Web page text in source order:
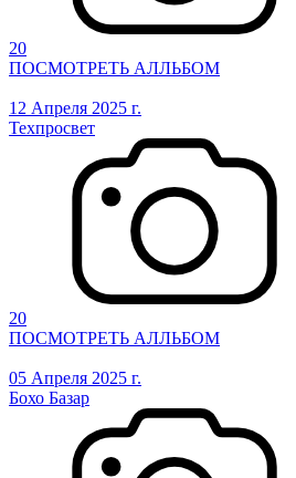
20
ПОСМОТРЕТЬ АЛЛЬБОМ
12 Апреля 2025 г.
Техпросвет
20
ПОСМОТРЕТЬ АЛЛЬБОМ
05 Апреля 2025 г.
Бохо Базар